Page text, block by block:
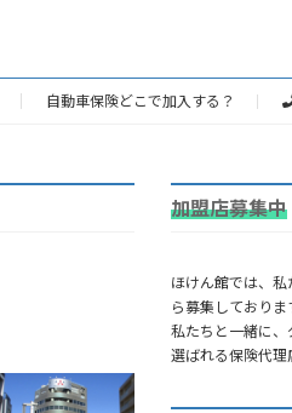
自動車保険どこで加入する？
加盟店募集中
ほけん館では、
ら募集しておりま
私たちと一緒に、
選ばれる保険代理